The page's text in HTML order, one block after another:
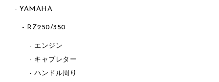
YAMAHA
RZ250/350
エンジン
キャブレター
ハンドル周り